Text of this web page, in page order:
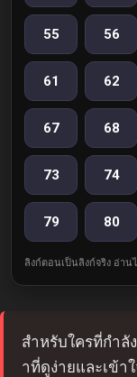
55 56
61 62
67 68
73 74
79 80
ลิงก์ตอนเป็นลิงก์จริง อ่า
สำหรับใครที่กำลั
าที่ดูง่ายและเข้า